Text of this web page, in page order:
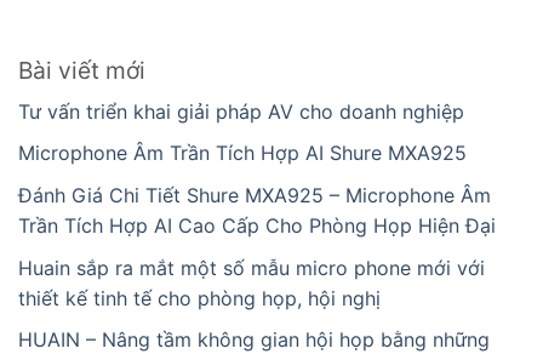
Bài viết mới
Tư vấn triển khai giải pháp AV cho doanh nghiệp
Microphone Âm Trần Tích Hợp AI Shure MXA925
Đánh Giá Chi Tiết Shure MXA925 – Microphone Âm
Trần Tích Hợp AI Cao Cấp Cho Phòng Họp Hiện Đại
Huain sắp ra mắt một số mẫu micro phone mới với
thiết kế tinh tế cho phòng họp, hội nghị
HUAIN – Nâng tầm không gian hội họp bằng những